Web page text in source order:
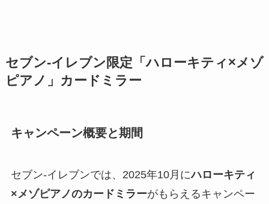
セブン‐イレブン限定「ハローキティ×メゾ
ピアノ」カードミラー
キャンペーン概要と期間
セブン‐イレブンでは、2025年10月にハローキティ
×メゾピアノのカードミラーがもらえるキャンペー